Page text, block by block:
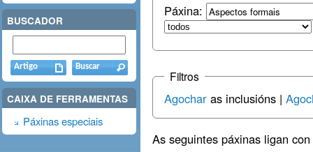
Páxina:
Filtros
Agochar as inclusións |
As seguintes páxinas ligan
BUSCADOR
CAIXA DE FERRAMENTAS
Páxinas especiais